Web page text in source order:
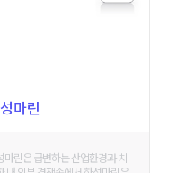
마린
마린은 급변하는 산업환경과 치